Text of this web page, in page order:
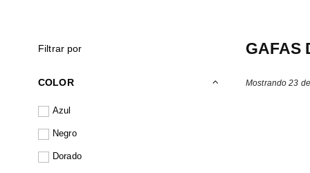
Filtrar por
COLOR
Azul
Negro
Dorado
GAFAS
Mostrando 23